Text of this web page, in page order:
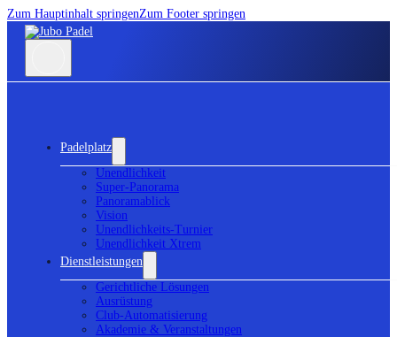
Zum Hauptinhalt springenZum Footer springen
Padelplatz
Unendlichkeit
Super-Panorama
Panoramablick
Vision
Unendlichkeits-Turnier
Unendlichkeit Xtrem
Dienstleistungen
Gerichtliche Lösungen
Ausrüstung
Club-Automatisierung
Akademie & Veranstaltungen